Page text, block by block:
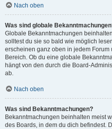
Nach oben
Was sind globale
Globale Bekanntmachungen
solltest du sie so bald wie möglich
erscheinen ganz oben in jedem
Bereich. Ob du eine globale
hängt von den durch die Board-
ab.
Nach oben
Was sind Bekanntmachungen?
Bekanntmachungen beinhalten meist
des Boards, in dem du dich befindest.